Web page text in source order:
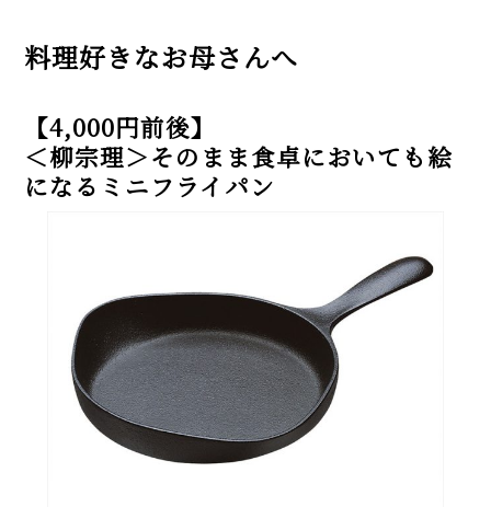
料理好きなお母さんへ
【4,000円前後】
＜柳宗理＞そのまま食卓においても絵
になるミニフライパン